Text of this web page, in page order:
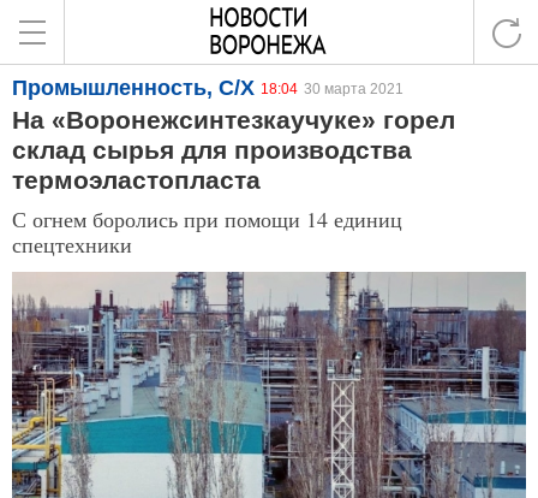
Промышленность, С/Х 18:04 30 марта 2021
На «Воронежсинтезкаучуке» горел
склад сырья для производства
термоэластопласта
С огнем боролись при помощи 14 единиц
спецтехники